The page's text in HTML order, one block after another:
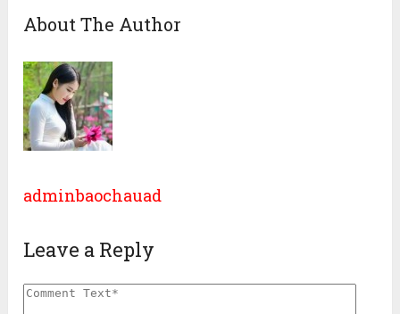
About The Author
adminbaochauad
Leave a Reply